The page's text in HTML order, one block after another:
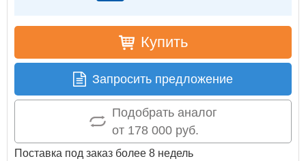
Купить
Запросить предложение
Подобрать аналог
от 178 000 руб.
Поставка под заказ более 8 недель